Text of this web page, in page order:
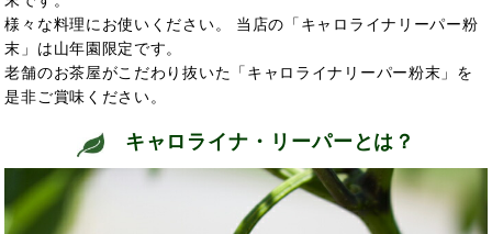
様々な料理にお使いください。 当店の「キャロライナリーパー粉
末」は山年園限定です。
老舗のお茶屋がこだわり抜いた「キャロライナリーパー粉末」を
是非ご賞味ください。
キャロライナ・リーパーとは？